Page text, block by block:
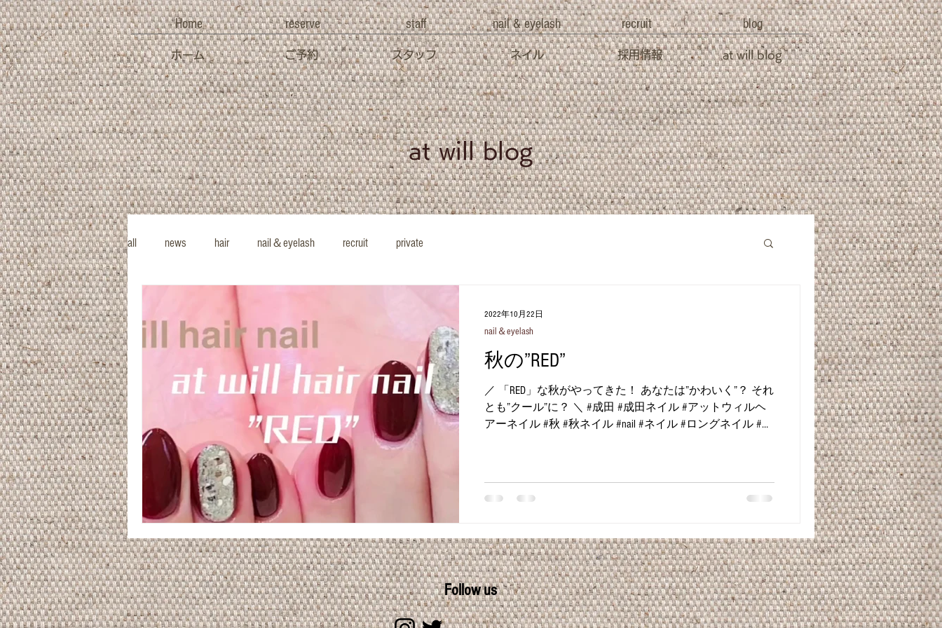
ホーム ご予約 スタッフ ネイル 採用情報 at will blog
Home reserve staff nail & eyelash recruit blog
at will blog
all news hair nail＆eyelash recruit private
秋の”RED”
／ 「RED」な秋がやってきた！ あなたは”かわいく”？ それ
とも”クール”に？ ＼ #成田 #成田ネイル #アットウィルヘ
アーネイル #秋 #秋ネイル #nail #ネイル #ロングネイル #美
nail＆eyelash
2022年10月22日
Follow us